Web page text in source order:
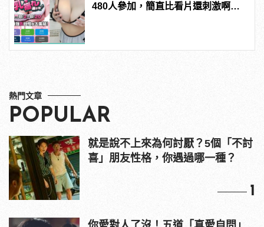
480人參加，簡直比看片還刺激啊！ |
熱門文章
POPULAR
就是說不上來為何討厭？5個「不討
喜」朋友性格，你遇過哪一種？
1